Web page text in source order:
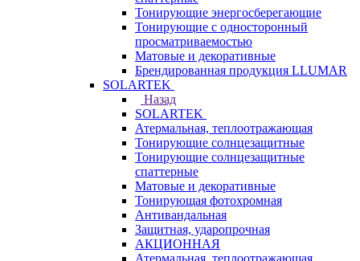
Тонирующие энергосберегающие
Тонирующие с односторонный
просматриваемостью
Матовые и декоративные
Брендированная продукция LLUMAR
SOLARTEK
Назад
SOLARTEK
Атермальная, теплоотражающая
Тонирующие солнцезащитные
Тонирующие солнцезащитные
спаттерные
Матовые и декоративные
Тонирующая фотохромная
Антивандальная
Защитная, ударопрочная
АКЦИОННАЯ
Атермальная, теплоотражающая